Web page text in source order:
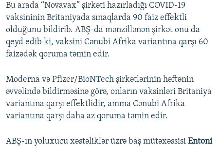
Bu arada “Novavax” şirkəti hazırladığı COVID-19
vaksininin Britaniyada sınaqlarda 90 faiz effektli
olduğunu bildirib. ABŞ-da mənzillənən şirkət onu da
qeyd edib ki, vaksini Cənubi Afrika variantına qarşı 60
faizədək qoruma təmin edir.
Moderna və Pfizer/BioNTech şirkətlərinin həftənin
əvvəlində bildirməsinə görə, onların vaksinləri Britaniya
variantına qarşı effektlidir, amma Cənubi Afrika
variantına qarşı daha az qoruma təmin edir.
ABŞ-ın yoluxucu xəstəliklər üzrə baş mütəxəssisi Entoni